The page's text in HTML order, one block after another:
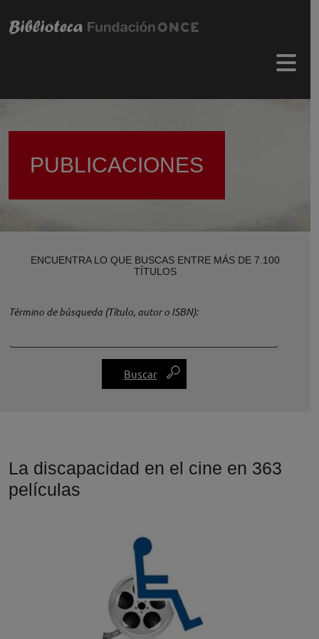
PUBLICACIONES
ENCUENTRA LO QUE BUSCAS ENTRE MÁS DE 7.100
TÍTULOS
Término de búsqueda (Título, autor o ISBN)
La discapacidad en el cine en 363
películas